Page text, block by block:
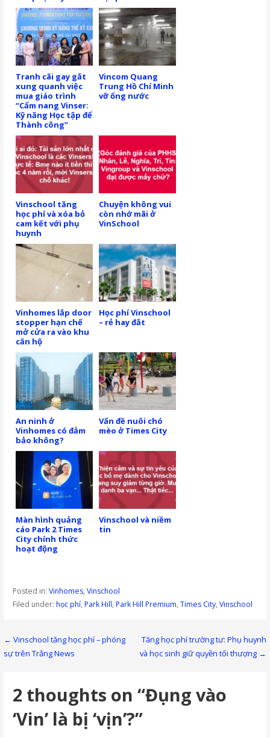
Tranh cãi gay gắt
xung quanh việc
mua giáo trình
“Cẩm nang Vinser:
Kỹ năng Học tập để
Thành công”
Vincom Quang
Trung Hồ Chí Minh
vỡ ống nước
Vinschool tăng
học phí và xóa bỏ
cam kết với phụ
huynh
Chuyện không vui
còn nhớ mãi ở
VinSchool
Vinhomes lắp door
stopper hạn chế
mở cửa ra vào khu
căn hộ
Học phí Vinschool
– rẻ hay đắt
An ninh ở
Vinhomes có đảm
bảo không?
Vấn đề nuôi chó
mèo ở Times City
Màn hình quảng
cáo Park 2 Times
City chính thức
hoạt động
Vinschool và niềm
tin
Posted in: Vinhomes, Vinschool
Filed under: học phí, Park Hill, Park Hill Premium, Times City, Vinschool
Điều
hướng
bài
viết
← Vinschool tăng học phí – phóng
sự trên Trắng News
Tăng học phí trường tư: Phụ huynh
và học sinh giữ quyền tối thượng →
2 thoughts on “Đụng vào
‘Vin’ là bị ‘vịn’?”